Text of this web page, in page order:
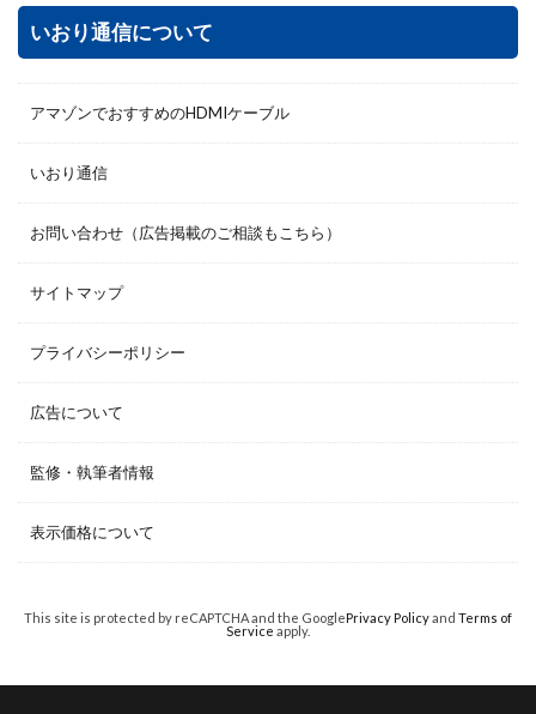
いおり通信について
アマゾンでおすすめのHDMIケーブル
いおり通信
お問い合わせ（広告掲載のご相談もこちら）
サイトマップ
プライバシーポリシー
広告について
監修・執筆者情報
表示価格について
This site is protected by reCAPTCHA and the GooglePrivacy Policyand Terms of
Service apply.